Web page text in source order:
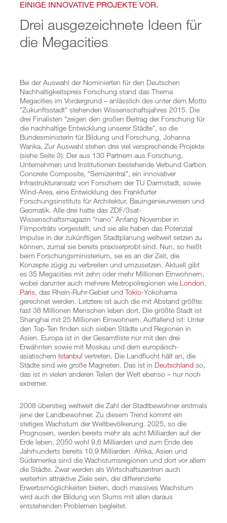
Implementierung Semizentral Qingdao
Konzeption Ver- und Entsorgungszentrum
Schwarzwasserreinigung
Semizentrale Ver- und Entsorgungssysteme
Projekte Vietnam
PUBLIKATIONEN
Publikationen
Vorträge
MEDIA
PARTNER & SPONSOREN
SUCHE
EINIGE INNOVATIVE PROJEKTE VOR.
Drei ausgezeichnete Ideen für
die Megacities
Bei der Auswahl der Nominierten für den Deutschen
Nachhaltigkeitspreis Forschung stand das Thema
Megacities im Vordergrund – anlässlich des unter dem Motto
"Zukunftsstadt" stehenden Wissenschaftsjahres 2015. Die
drei Finalisten "zeigen den großen Beitrag der Forschung für
die nachhaltige Entwicklung unserer Städte", so die
Bundesministerin für Bildung und Forschung, Johanna
Wanka. Zur Auswahl stehen drei viel versprechende Projekte
(siehe Seite 3): Der aus 130 Partnern aus Forschung,
Unternehmen und Institutionen bestehende Verbund Carbon
Concrete Composite, "Semizentral", ein innovativer
Infrastrukturansatz von Forschern der TU Darmstadt, sowie
Wind-Area, eine Entwicklung des Frankfurter
Forschungsinstituts für Architektur, Bauingenieurwesen und
Geomatik. Alle drei hatte das ZDF/3sat-
Wissenschaftsmagazin "nano" Anfang November in
Filmporträts vorgestellt, und sie alle haben das Potenzial
Impulse in der zukünftigen Stadtplanung weltweit setzen zu
können, zumal sie bereits praxiserprobt sind. Nun, so heißt
beim Forschungsministerium, sei es an der Zeit, die
Konzepte zügig zu verbreiten und umzusetzen. Aktuell gibt
es 35 Megacities mit zehn oder mehr Millionen Einwohnern,
wobei darunter auch mehrere Metropolregionen wie London,
Paris, das Rhein-Ruhr-Gebiet und Tokio-Yokohama
gerechnet werden. Letztere ist auch die mit Abstand größte:
fast 38 Millionen Menschen leben dort. Die größte Stadt ist
Shanghai mit 25 Millionen Einwohnern. Auffallend ist: Unter
den Top-Ten finden sich sieben Städte und Regionen in
Asien. Europa ist in der Gesamtliste nur mit den drei
Erwähnten sowie mit Moskau und dem europäisch-
asiatischem Istanbul vertreten. Die Landflucht hält an, die
Städte sind wie große Magneten. Das ist in Deutschlandso,
das ist in vielen anderen Teilen der Welt ebenso – nur noch
extremer.
2008 überstieg weltweit die Zahl der Stadtbewohner erstmals
jene der Landbewohner. Zu diesem Trend kommt ein
stetiges Wachstum der Weltbevölkerung. 2025, so die
Prognosen, werden bereits mehr als acht Milliarden auf der
Erde leben, 2050 wohl 9,6 Milliarden und zum Ende des
Jahrhunderts bereits 10,9 Milliarden. Afrika, Asien und
Südamerika sind die Wachstumsregionen und dort vor allem
die Städte. Zwar werden als Wirtschaftszentren auch
weiterhin attraktive Ziele sein, die differenzierte
Erwerbsmöglichkeiten bieten, doch massives Wachstum
wird auch der Bildung von Slums mit allen daraus
entstehenden Problemen begleitet.